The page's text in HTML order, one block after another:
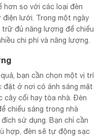
hơn so với các loại đèn
lưới. Trong một ngày
đủ năng lượng để chiếu
chi phí và năng lượng.
quả, bạn cần chọn một vị trí
ở nơi có ánh sáng mặt
cây cối hay tòa nhà. Đèn
chiếu sáng trong nhà
sử dụng. Bạn chỉ cần
hợp, đèn sẽ tự động sạc